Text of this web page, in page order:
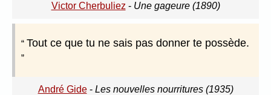
Victor Cherbuliez - Une gageure (1890)
Tout ce que tu ne sais pas donner te possède.
André Gide- Les nouvelles nourritures (1935)